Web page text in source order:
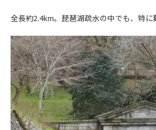
全長約2.4km。琵琶湖疏水の中でも、特に